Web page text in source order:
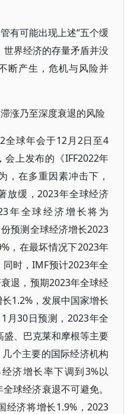
有可能出现上述“五个缓
世界经济的存量矛盾并没
断产生，危机与风险并
涨乃至深度衰退的风险
全球年会于12月2日至4
上发布的《IFF2022年
，在多重因素冲击下，
放缓，2023年全球经济
年全球经济增长将为
预测全球经济增长2023
，在最坏情况下2023年
时，IMF预计2023年全
退，预期2023年全球经
1.2%，发展中国家增长
月30日预测，2023年全
、巴克莱和摩根等主要
个主要的国际经济机构
济增长率下调到3%以
球经济衰退不可避免。
经济将增长1.9%，2023